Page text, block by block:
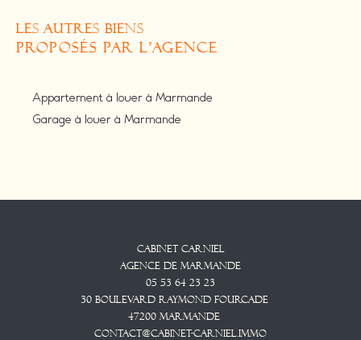
LES AUTRES BIENS
PROPOSÉS PAR L'AGENCE
Appartement à louer à Marmande
Garage à louer à Marmande
Cabinet CARNIEL
Agence De Marmande
05 53 64 23 23
30 Boulevard Raymond Fourcade
47200
Marmande
contact@cabinet-carniel.immo